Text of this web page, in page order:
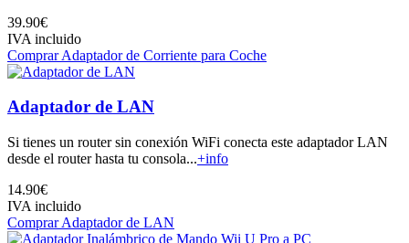
39.90€
IVA incluido
Comprar Adaptador de Corriente para Coche
Adaptador de LAN
Si tienes un router sin conexión WiFi conecta este adaptador LAN
desde el router hasta tu consola...+info
14.90€
IVA incluido
Comprar Adaptador de LAN